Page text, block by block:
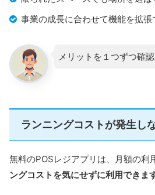
事業の成長に合わせて機能を拡張
メリットを１つずつ確
ランニングコストが発生し
無料のPOSレジアプリは、月額の利
ングコストを気にせずに利用できま